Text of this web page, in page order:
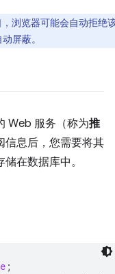
浏览器可能会自动拒绝
屏蔽。
Web 服务（称为推
信息后，您需要将其
在数据库中。
;